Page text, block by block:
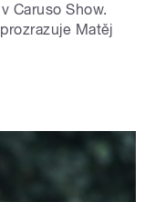
Caruso Show.
Matěj